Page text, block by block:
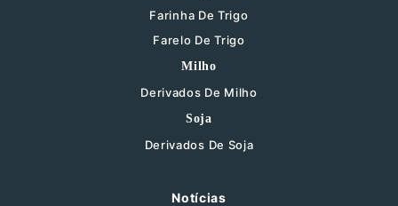
Farinha De Trigo
Farelo De Trigo
Milho
Derivados De Milho
Soja
Derivados De Soja
Notícias